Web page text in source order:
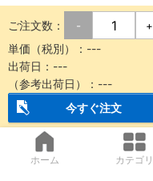
ご注文数： - +
単価（税別）： ---
出荷日： ---
（参考出荷日）： ---
今すぐ注文
ホーム カテゴリ